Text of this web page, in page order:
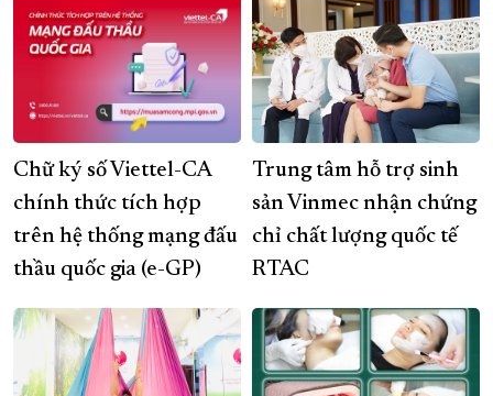
Chữ ký số Viettel-CA
chính thức tích hợp
trên hệ thống mạng đấu
thầu quốc gia (e-GP)
Trung tâm hỗ trợ sinh
sản Vinmec nhận chứng
chỉ chất lượng quốc tế
RTAC